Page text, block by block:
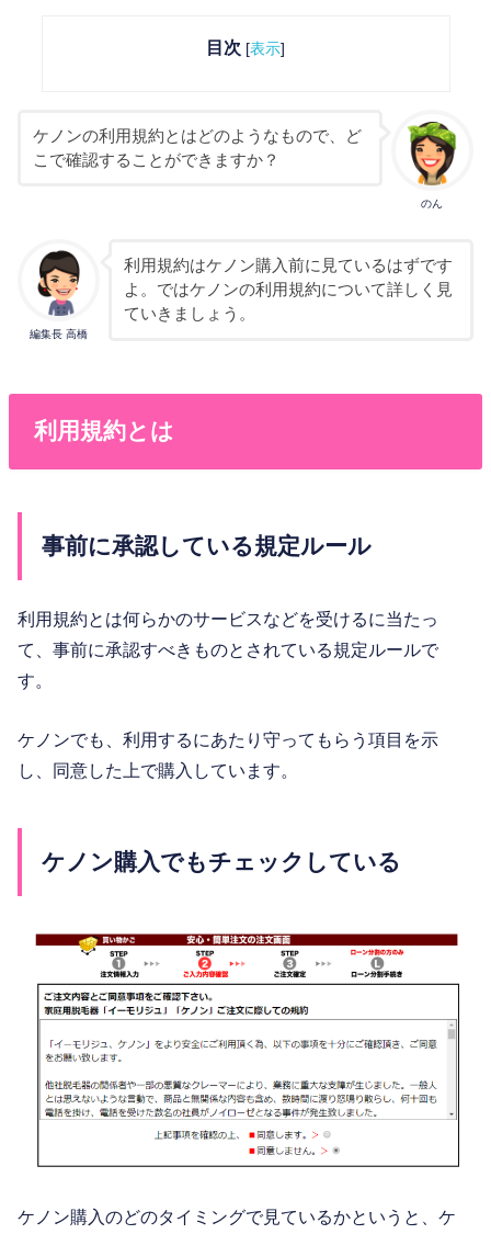
目次 [表示]
のん
ケノンの利用規約とはどのようなもので、ど
こで確認することができますか？
編集長 高橋
利用規約はケノン購入前に見ているはずです
よ。ではケノンの利用規約について詳しく見
ていきましょう。
利用規約とは
事前に承認している規定ルール
利用規約とは何らかのサービスなどを受けるに当たっ
て、事前に承認すべきものとされている規定ルールで
す。
ケノンでも、利用するにあたり守ってもらう項目を示
し、同意した上で購入しています。
ケノン購入でもチェックしている
ケノン購入のどのタイミングで見ているかというと、ケ